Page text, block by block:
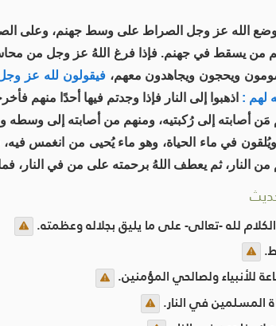
وضع الله عز وجل الصراط على وسط جهنم، وعلى
يسقط في جهنم. فإذا فرغ اللهُ عز وجل من محاسبة
ويحجون ويجاهدون معهم، فيقولون لله عز
لهم : اذهبوا إلى النار فإذا وجدتم فيها أحدًا منهم
أصابته إلى رُكبتيه، ومنهم من أصابته إلى وسطه
في ماء الحياة، وهو ماء يُحيى من انغمس
النار، ثم يعطف اللهُ برحمته على من في النار،
لله -تعالى- على ما يليق بجلاله وعظمته.
للأنبياء ولصالحي المؤمنين.
المسلمين في النار.